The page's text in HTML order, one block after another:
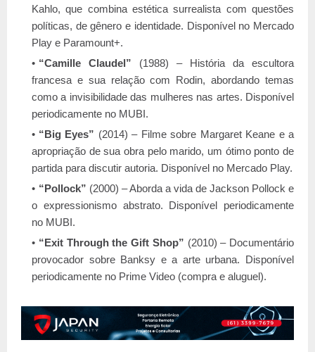
Kahlo, que combina estética surrealista com questões
políticas, de gênero e identidade. Disponível no Mercado
Play e Paramount+.
“Camille Claudel” (1988) – História da escultora
francesa e sua relação com Rodin, abordando temas
como a invisibilidade das mulheres nas artes. Disponível
periodicamente no MUBI.
“Big Eyes” (2014) – Filme sobre Margaret Keane e a
apropriação de sua obra pelo marido, um ótimo ponto de
partida para discutir autoria. Disponível no Mercado Play.
“Pollock” (2000) – Aborda a vida de Jackson Pollock e
o expressionismo abstrato. Disponível periodicamente
no MUBI.
“Exit Through the Gift Shop” (2010) – Documentário
provocador sobre Banksy e a arte urbana. Disponível
periodicamente no Prime Video (compra e aluguel).